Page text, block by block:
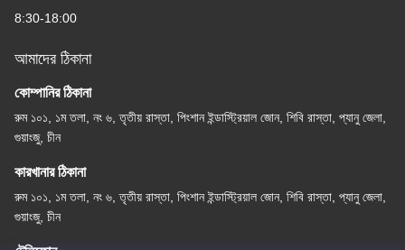
8:30-18:00
আমাদের ঠিকানা
কোম্পানির ঠিকানা
রুম ১০১, ১ম তলা, নং ৬, তৃতীয় রাস্তা, পিংশান ইন্ডাস্ট্রিয়াল জোন, শিবি রাস্তা, প্যানু জেলা,
গুয়াংজু, চীন
কারখানার ঠিকানা
রুম ১০১, ১ম তলা, নং ৬, তৃতীয় রাস্তা, পিংশান ইন্ডাস্ট্রিয়াল জোন, শিবি রাস্তা, প্যানু জেলা,
গুয়াংজু, চীন